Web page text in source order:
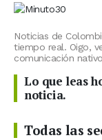
Noticias de
tiempo real. Oigo,
comunicación
Lo que leas
noticia.
Todas las